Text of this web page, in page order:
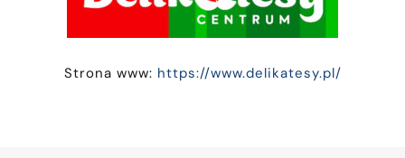
Strona www: https://www.delikatesy.pl/